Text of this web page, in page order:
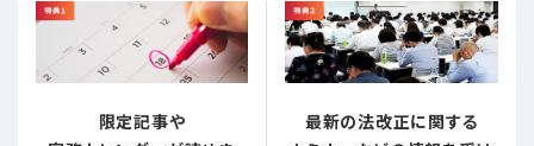
限定記事や
最新の法改正に関する